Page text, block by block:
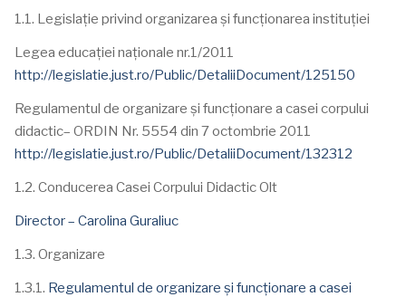
1.1. Legislație privind organizarea și funcționarea instituției
Legea educației naționale nr.1/2011
http://legislatie.just.ro/Public/DetaliiDocument/125150
Regulamentul de organizare şi funcţionare a casei corpului
didactic– ORDIN Nr. 5554 din 7 octombrie 2011
http://legislatie.just.ro/Public/DetaliiDocument/132312
1.2. Conducerea Casei Corpului Didactic Olt
Director – Carolina Guraliuc
1.3. Organizare
1.3.1. Regulamentul de organizare şi funcţionare a casei